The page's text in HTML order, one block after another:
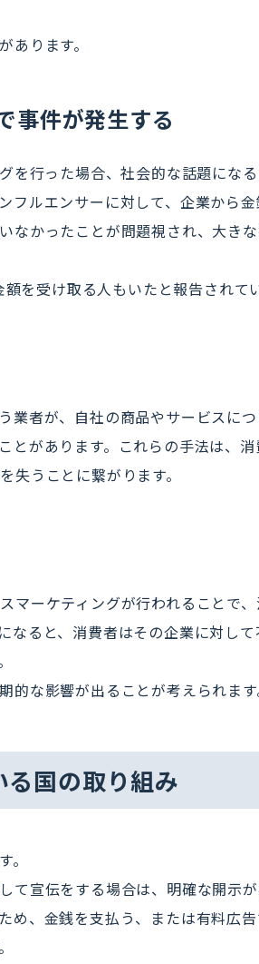
ります。
事件が発生する
を行った場合、社会的な話題にな
フルエンサーに対して、企業から
なかったことが問題視され、大き
を受け取る人もいたと報告されてい
者が、自社の商品やサービスにつ
とがあります。これらの手法は、消
うことに繋がります。
マーケティングが行われることで、
なると、消費者はその企業に対し
な影響が出ることが考えられます
国の取り組み
て宣伝をする場合は、明確な開示が
め、金銭を支払う、または有料広